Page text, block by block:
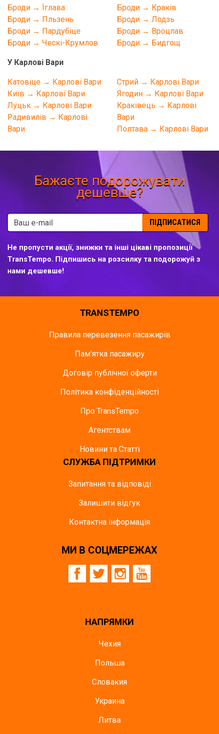
Броди → Їглава
Броди → Пльзень
Броди → Пардубіце
Броди → Ческі-Крумлов
Броди → Краків
Броди → Лодзь
Броди → Вроцлав
Броди → Бидгощ
У Карлові Вари
Катовіце → Карлові Вари
Київ → Карлові Вари
Луцьк → Карлові Вари
Радивилів → Карлові
Вари
Стрий → Карлові Вари
Ягодин → Карлові Вари
Краківець → Карлові
Вари
Полтава → Карлові Вари
Бажаєте подорожувати
дешевше?
ПІДПИСАТИСЯ
Не пропусти акції, знижки та інші цікаві пропозиції
TransTempo. Підпишись на розсилку та подорожуй з
нами дешевше!
TRANSTEMPO
Правила перевезення пасажирів
Пам'ятка пасажиру
Договір публічної оферти
Політика конфіденційності
Про TransTempo
Агентствам
Новини та Статті
СЛУЖБА ПІДТРИМКИ
Запитання та відповіді
Залишити відгук
Контактна інформація
МИ В СОЦМЕРЕЖАХ
НАПРЯМКИ
Чехия
Польша
Словакия
Украина
Литва